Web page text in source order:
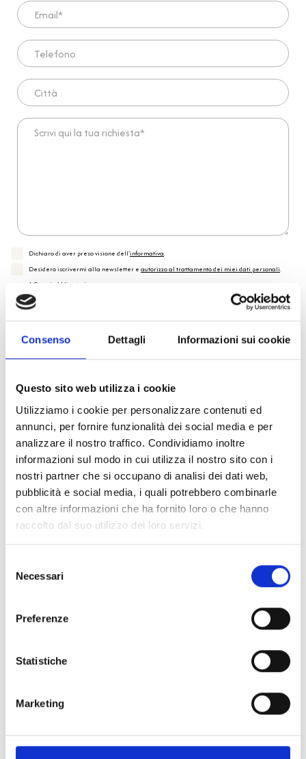
Consenso Dettagli Informazioni sui cookie
Questo sito web utilizza i cookie
Utilizziamo i cookie per personalizzare contenuti ed
annunci, per fornire funzionalità dei social media e per
analizzare il nostro traffico. Condividiamo inoltre
informazioni sul modo in cui utilizza il nostro sito con i
nostri partner che si occupano di analisi dei dati web,
pubblicità e social media, i quali potrebbero combinarle
con altre informazioni che ha fornito loro o che hanno
raccolto dal suo utilizzo dei loro servizi.
delNecessari
Preferenze
Statistiche
Marketing
Email*
Telefono
Città
Scrivi qui la tua richiesta*
Dichiaro di aver preso visione dell'informativa.
Desidero iscrivermi alla newsletter e autorizzo al trattamento dei miei dati personali.
* Campi obbligatori
Reso facile e veloce
PRONTA consegna
Spedizione Gratuita
Specifiche Tecniche
Marchio
Codice
Pietre preziose